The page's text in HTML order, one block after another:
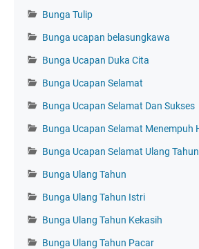
Bunga Tulip
Bunga ucapan belasungkawa
Bunga Ucapan Duka Cita
Bunga Ucapan Selamat
Bunga Ucapan Selamat Dan Sukses
Bunga Ucapan Selamat Menempuh
Bunga Ucapan Selamat Ulang Tahun
Bunga Ulang Tahun
Bunga Ulang Tahun Istri
Bunga Ulang Tahun Kekasih
Bunga Ulang Tahun Pacar